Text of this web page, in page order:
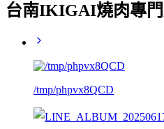
台南IKIGAI燒肉專
/tmp/phpvx8QCD